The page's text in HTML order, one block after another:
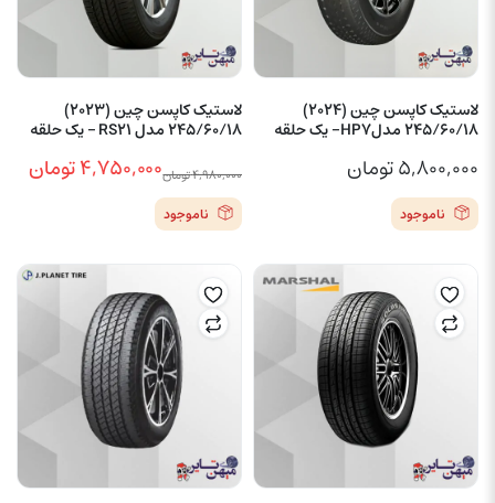
لاستیک کاپسن چین (2024)
245/60/18 مدلHP7- یک حلقه
۵,۸۰۰,۰۰۰تومان
ناموجود
لاستیک کاپسن چین (2023)
245/60/18 مدل RS21 – یک حلقه
۴,۹۸۰,۰۰۰تومان
قیمت
اصلی
بود.
۴,۷۵۰,۰۰۰تومان
قیمت
فعلی
است.
ناموجود